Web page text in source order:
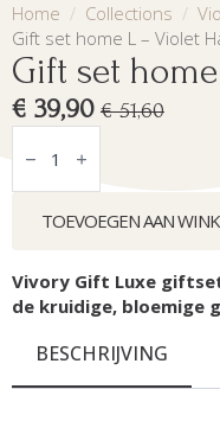
Home Collections
Gift set home L – Violet
Gift set
€51,60
Oorspronkelijke
prijs
was:
€ 51,60.
€ 39,90
Huidige
prijs
is:
€ 39,90.
Gift
home
L
VioletTOEVOEGEN AAN
Vivory Gift Luxe
de kruidige, bloemige
BESCHRIJVING